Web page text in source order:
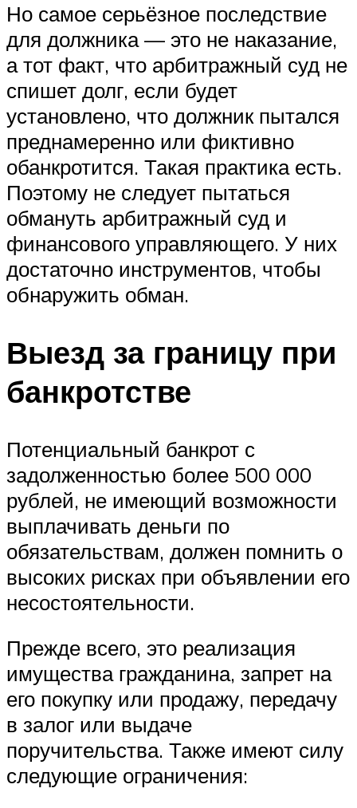
Но самое серьёзное последствие
для должника — это не наказание,
а тот факт, что арбитражный суд не
спишет долг, если будет
установлено, что должник пытался
преднамеренно или фиктивно
обанкротится. Такая практика есть.
Поэтому не следует пытаться
обмануть арбитражный суд и
финансового управляющего. У них
достаточно инструментов, чтобы
обнаружить обман.
Выезд за границу при
банкротстве
Потенциальный банкрот с
задолженностью более 500 000
рублей, не имеющий возможности
выплачивать деньги по
обязательствам, должен помнить о
высоких рисках при объявлении его
несостоятельности.
Прежде всего, это реализация
имущества гражданина, запрет на
его покупку или продажу, передачу
в залог или выдаче
поручительства. Также имеют силу
следующие ограничения: